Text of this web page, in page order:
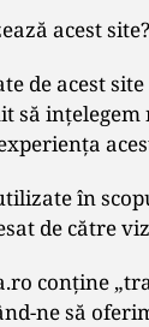
acest site?
de acest
să
în
de către
conţine
ne să